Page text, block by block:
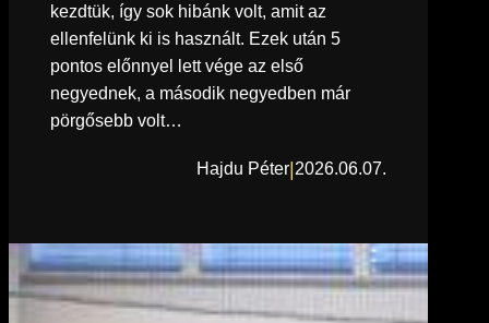
kezdtük, így sok hibánk volt, amit az
ellenfelünk ki is használt. Ezek után 5
pontos előnnyel lett vége az első
negyednek, a második negyedben már
pörgősebb volt…
Hajdu Péter|2026.06.07.